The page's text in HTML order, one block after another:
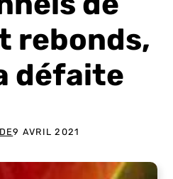
rebonds,
défaite
9 AVRIL 2021